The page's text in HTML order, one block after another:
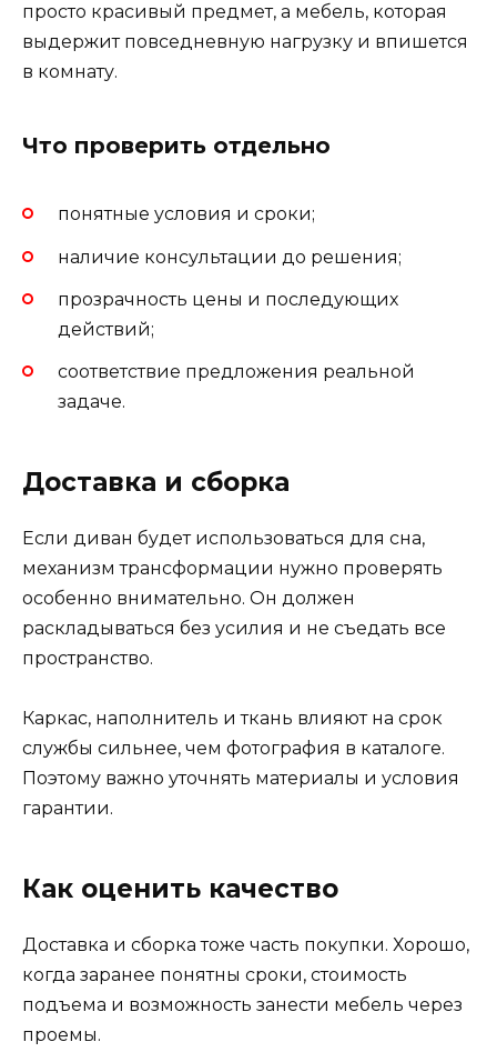
просто красивый предмет, а мебель, которая
выдержит повседневную нагрузку и впишется
в комнату.
Что проверить отдельно
понятные условия и сроки;
наличие консультации до решения;
прозрачность цены и последующих
действий;
соответствие предложения реальной
задаче.
Доставка и сборка
Если диван будет использоваться для сна,
механизм трансформации нужно проверять
особенно внимательно. Он должен
раскладываться без усилия и не съедать все
пространство.
Каркас, наполнитель и ткань влияют на срок
службы сильнее, чем фотография в каталоге.
Поэтому важно уточнять материалы и условия
гарантии.
Как оценить качество
Доставка и сборка тоже часть покупки. Хорошо,
когда заранее понятны сроки, стоимость
подъема и возможность занести мебель через
проемы.